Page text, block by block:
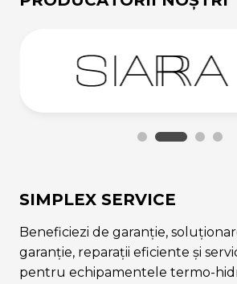
SIMPLEX SERVICE
Beneficiezi de garanție,
garanție, reparații eficiente și
pentru echipamentele termo-